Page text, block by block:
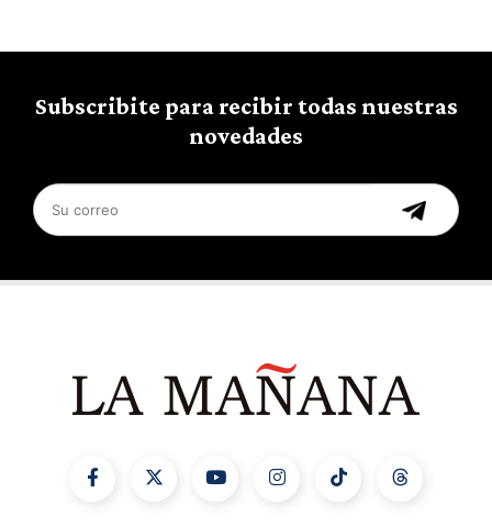
Subscribite para recibir todas nuestras
novedades